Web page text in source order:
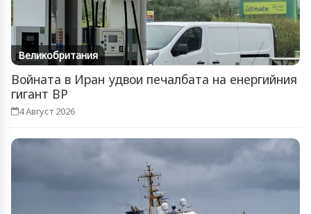
Великобритания
Войната в Иран удвои печалбата на енергийния
гигант BP
4 Август 2026